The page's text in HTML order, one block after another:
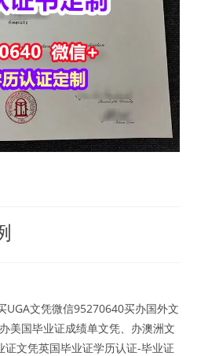
UGA文凭微信95270640买办国外文
美国毕业证成绩单文凭、办澳洲文
文凭英国毕业证学历认证-毕业证